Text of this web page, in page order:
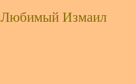
Любимый Измаил